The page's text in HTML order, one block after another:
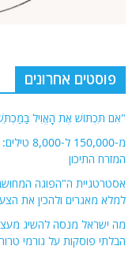
פוסטים אחרונים
"אִם תִּכְתּוֹשׁ אֶת הָאֱוִיל בַּמַּכְתֵּשׁ
מ-
המזרח התיכון
אסטרטגיית ה"הפוגה
למלא מאגרים ולהכין את
מה ישראל מנסה להשיג
הבלתי פוסקות על גורמי